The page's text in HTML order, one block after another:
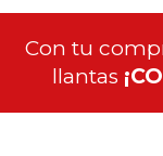
Con tu
llantas